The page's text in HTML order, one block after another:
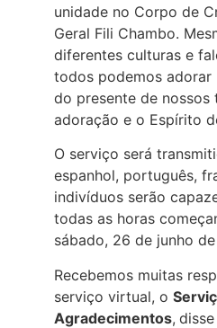
unidade no Corpo de
Geral Fili Chambo.
diferentes culturas e
todos podemos adorar
do presente de nossos
adoração e o Espírito
O serviço será
espanhol, português,
indivíduos serão
todas as horas
sábado, 26 de junho de
Recebemos muitas
serviço virtual, o
Agradecimentos,